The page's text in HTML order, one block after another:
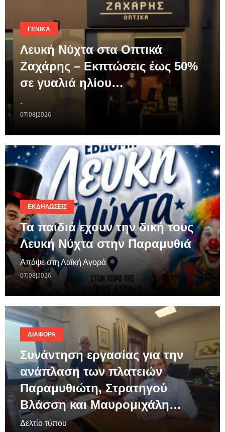
ΓΕΝΙΚΆ
Λευκή Νύχτα στα Οπτικά
Ζαχάρης – Εκπτώσεις έως 50%
σε γυαλιά ηλίου…
.
07|08|2026
ΕΚΔΗΛΏΣΕΙΣ
Τα παιδιά εχουν την δική τους
Λευκή Νύχτα στην Παραμυθιά
Απόψε στη Λαϊκή Αγορά
07|08|2026
ΔΙΆΦΟΡΑ
Συνάντηση εργασίας για την
ανάπλαση των πλατειών
Παραμυθιώτη, Στρατηγού
Βλάσση και Μαυρομιχάλη…
Δελτίο τύπου